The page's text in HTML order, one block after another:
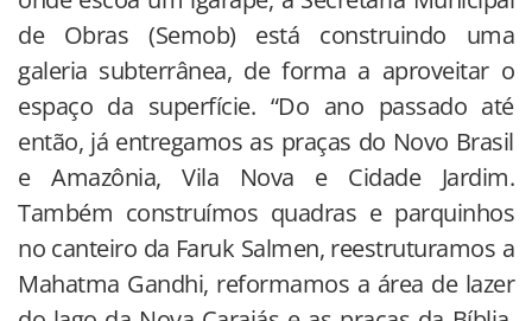
de Obras (Semob) está construindo uma
galeria subterrânea, de forma a aproveitar o
espaço da superfície. “Do ano passado até
então, já entregamos as praças do Novo Brasil
e Amazônia, Vila Nova e Cidade Jardim.
Também construímos quadras e parquinhos
no canteiro da Faruk Salmen, reestruturamos a
Mahatma Gandhi, reformamos a área de lazer